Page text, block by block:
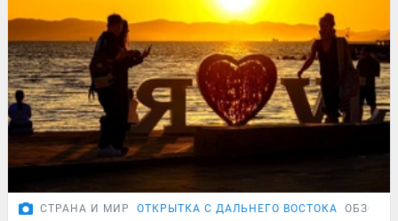
СТРАНА И МИР ОТКРЫТКА С ДАЛЬНЕГО ВОСТОКА ОБЗОР